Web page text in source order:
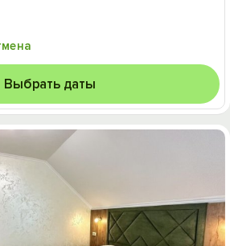
Выбрать даты